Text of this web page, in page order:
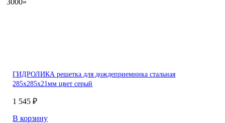
ГИДРОЛИКА решетка для дождеприемника стальная
285x285x21мм цвет серый
1 545 ₽
В корзину